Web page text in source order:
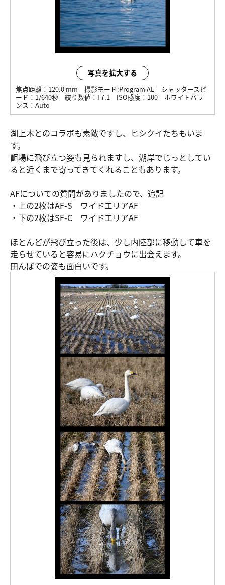
写真を拡大する
焦点距離： 120.0 mm 撮影モード:Program AE
シャッタースピ
ード： 1/640秒 絞り数値： F7.1 ISO感度： 100
ホワイトバラ
ンス： Auto
湖上木とのコラボも素敵ですし、ヒシクイたちもいま
す。
餌場に飛び立つ姿も見られますし、湖岸でじっとしてい
ると近くまで寄ってきてくれることもあります。
AFについての質問がありましたので、追記
・上の2枚はAF-S ワイドエリアAF
・下の2枚はSF-C ワイドエリアAF
ほとんどが飛び立った後は、少し内陸部に移動して車を
走らせていると容易にハクチョウに出会えます。
田んぼでの姿も面白いです。